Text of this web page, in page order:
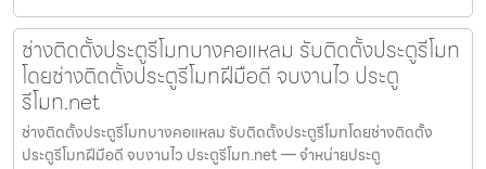
ช่างติดตั้งประตูรีโมทบางคอแหลม รับติดตั้งประตูรีโมท
โดยช่างติดตั้งประตูรีโมทฝีมือดี จบงานไว ประตู
รีโมท.net
ช่างติดตั้งประตูรีโมทบางคอแหลม รับติดตั้งประตูรีโมทโดยช่างติดตั้ง
ประตูรีโมทฝีมือดี จบงานไว ประตูรีโมท.net — จำหน่ายประตู